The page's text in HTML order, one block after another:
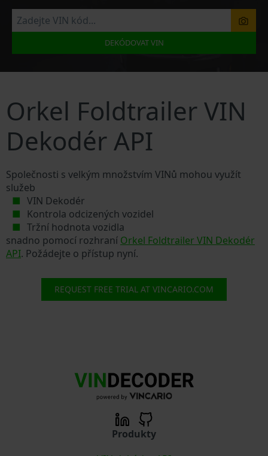
DEKÓDOVAT VIN
Orkel Foldtrailer VIN
Dekodér API
Společnosti s velkým množstvím VINů mohou využít
služeb
VIN Dekodér
Kontrola odcizených vozidel
Tržní hodnota vozidla
snadno pomocí rozhraní Orkel Foldtrailer VIN Dekodér
API. Požádejte o přístup nyní.
REQUEST FREE TRIAL AT VINCARIO.COM
Produkty